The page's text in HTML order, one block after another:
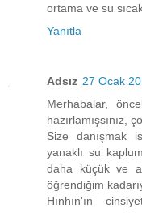
ortama ve su
Yanıtla
Adsız 27 Ocak
Merhabalar,
hazırlamışsınız,
Size danışmak
yanaklı su
daha küçük ve
öğrendiğim
Hınhın'ın